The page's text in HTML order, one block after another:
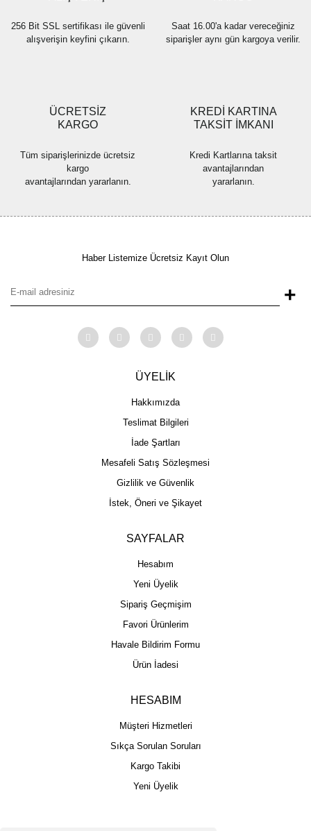
256 Bit SSL sertifikası ile güvenli
alışverişin keyfini çıkarın.
Saat 16.00'a kadar vereceğiniz
siparişler aynı gün kargoya verilir.
ÜCRETSİZ
KARGO
Tüm siparişlerinizde ücretsiz
kargo
avantajlarından yararlanın.
KREDİ KARTINA
TAKSİT İMKANI
Kredi Kartlarına taksit
avantajlarından
yararlanın.
Haber Listemize Ücretsiz Kayıt Olun
+
ÜYELİK
Hakkımızda
Teslimat Bilgileri
İade Şartları
Mesafeli Satış Sözleşmesi
Gizlilik ve Güvenlik
İstek, Öneri ve Şikayet
SAYFALAR
Hesabım
Yeni Üyelik
Sipariş Geçmişim
Favori Ürünlerim
Havale Bildirim Formu
Ürün İadesi
HESABIM
Müşteri Hizmetleri
Sıkça Sorulan Soruları
Kargo Takibi
Yeni Üyelik